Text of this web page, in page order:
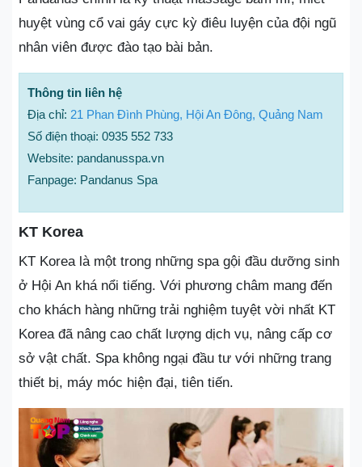
huyệt vùng cổ vai gáy cực kỳ điêu luyện của đội ngũ
nhân viên được đào tạo bài bản.
Thông tin liên hệ
Địa chỉ: 21 Phan Đình Phùng, Hội An Đông, Quảng Nam
Số điện thoại: 0935 552 733
Website: pandanusspa.vn
Fanpage: Pandanus Spa
KT Korea
KT Korea là một trong những spa gội đầu dưỡng sinh
ở Hội An khá nổi tiếng. Với phương châm mang đến
cho khách hàng những trải nghiệm tuyệt vời nhất KT
Korea đã nâng cao chất lượng dịch vụ, nâng cấp cơ
sở vật chất. Spa không ngại đầu tư với những trang
thiết bị, máy móc hiện đại, tiên tiến.